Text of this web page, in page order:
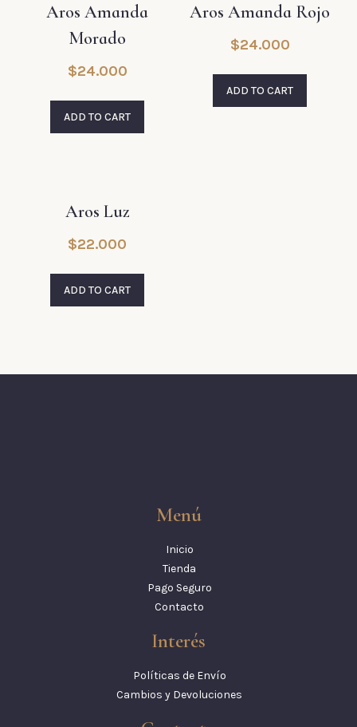
Aros Amanda
Morado
$24.000
ADD TO CART
Aros Amanda Rojo
$24.000
ADD TO CART
Aros Luz
$22.000
ADD TO CART
Menú
Inicio
Tienda
Pago Seguro
Contacto
Interés
Políticas de Envío
Cambios y Devoluciones